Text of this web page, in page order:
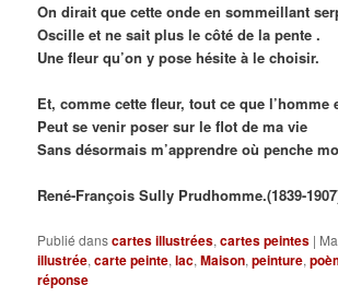
On dirait que cette onde en sommeillant
Oscille et ne sait plus le côté de la pente .
Une fleur qu’on y pose hésite à le choisir.
Et, comme cette fleur, tout ce que l’homme
Peut se venir poser sur le flot de ma vie
Sans désormais m’apprendre où penche
René-François Sully Prudhomme.(1839-
Publié danscartes illustrées,cartes peintes |
illustrée,carte peinte,lac,Maison,peinture,
réponse